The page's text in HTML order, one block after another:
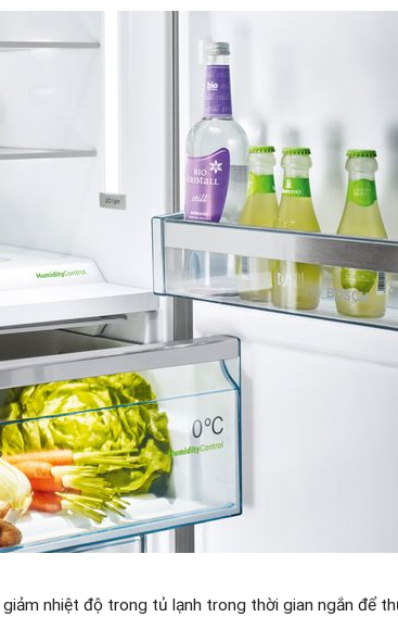
nhiệt độ trong tủ lạnh trong thời gian ngắn để